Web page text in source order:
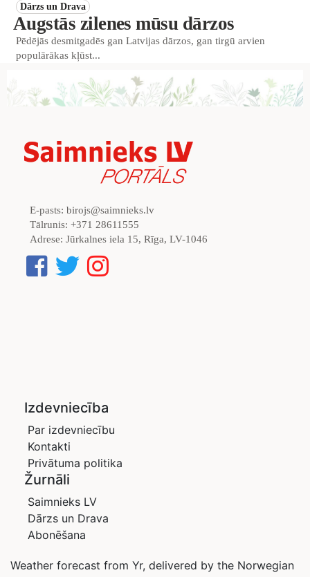
Dārzs un Drava
Augstās zilenes mūsu dārzos
Pēdējās desmitgadēs gan Latvijas dārzos, gan tirgū arvien
populārākas kļūst...
E-pasts: birojs@saimnieks.lv
Tālrunis: +371 28611555
Adrese: Jūrkalnes iela 15, Rīga, LV-1046
Izdevniecība
Par izdevniecību
Kontakti
Privātuma politika
Žurnāli
Saimnieks LV
Dārzs un Drava
Abonēšana
Weather forecast from Yr, delivered by the Norwegian